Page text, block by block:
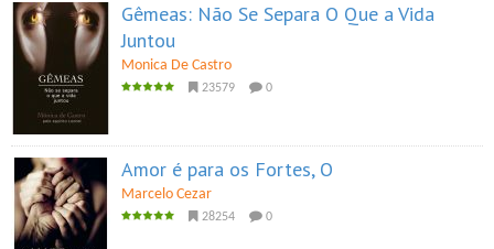
Gêmeas: Não Se Separa O Que a Vida
Juntou
Monica De Castro
23579 0
Amor é para os Fortes, O
Marcelo Cezar
28254 0